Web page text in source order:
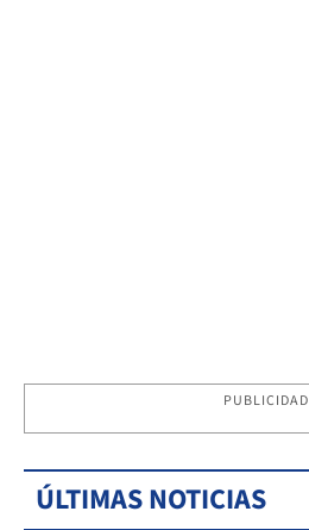
PUBLICIDAD
ÚLTIMAS NOTICIAS